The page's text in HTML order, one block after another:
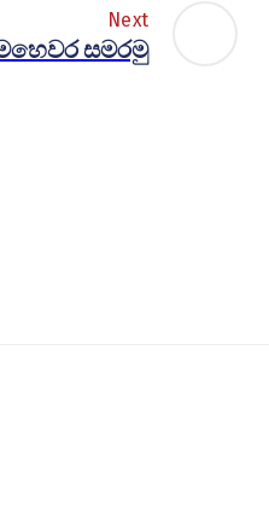
Next
සමරමු